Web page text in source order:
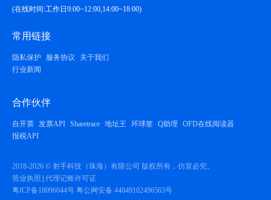
(在线时间:工作日9:00~12:00,14:00~18:00)
常用链接
隐私保护 服务协议
关于我们
行业新闻
合作伙伴
自开票 发票API Sharetrace 地址王 环球签 Q助理
OFD在线阅读器
报税API
2018-2026 © 射手科技（珠海）有限公司 版权所有，仿冒必究。
营业执照 代理记账许可证
粤ICP备18096044号 粤公网安备 44049102496563号